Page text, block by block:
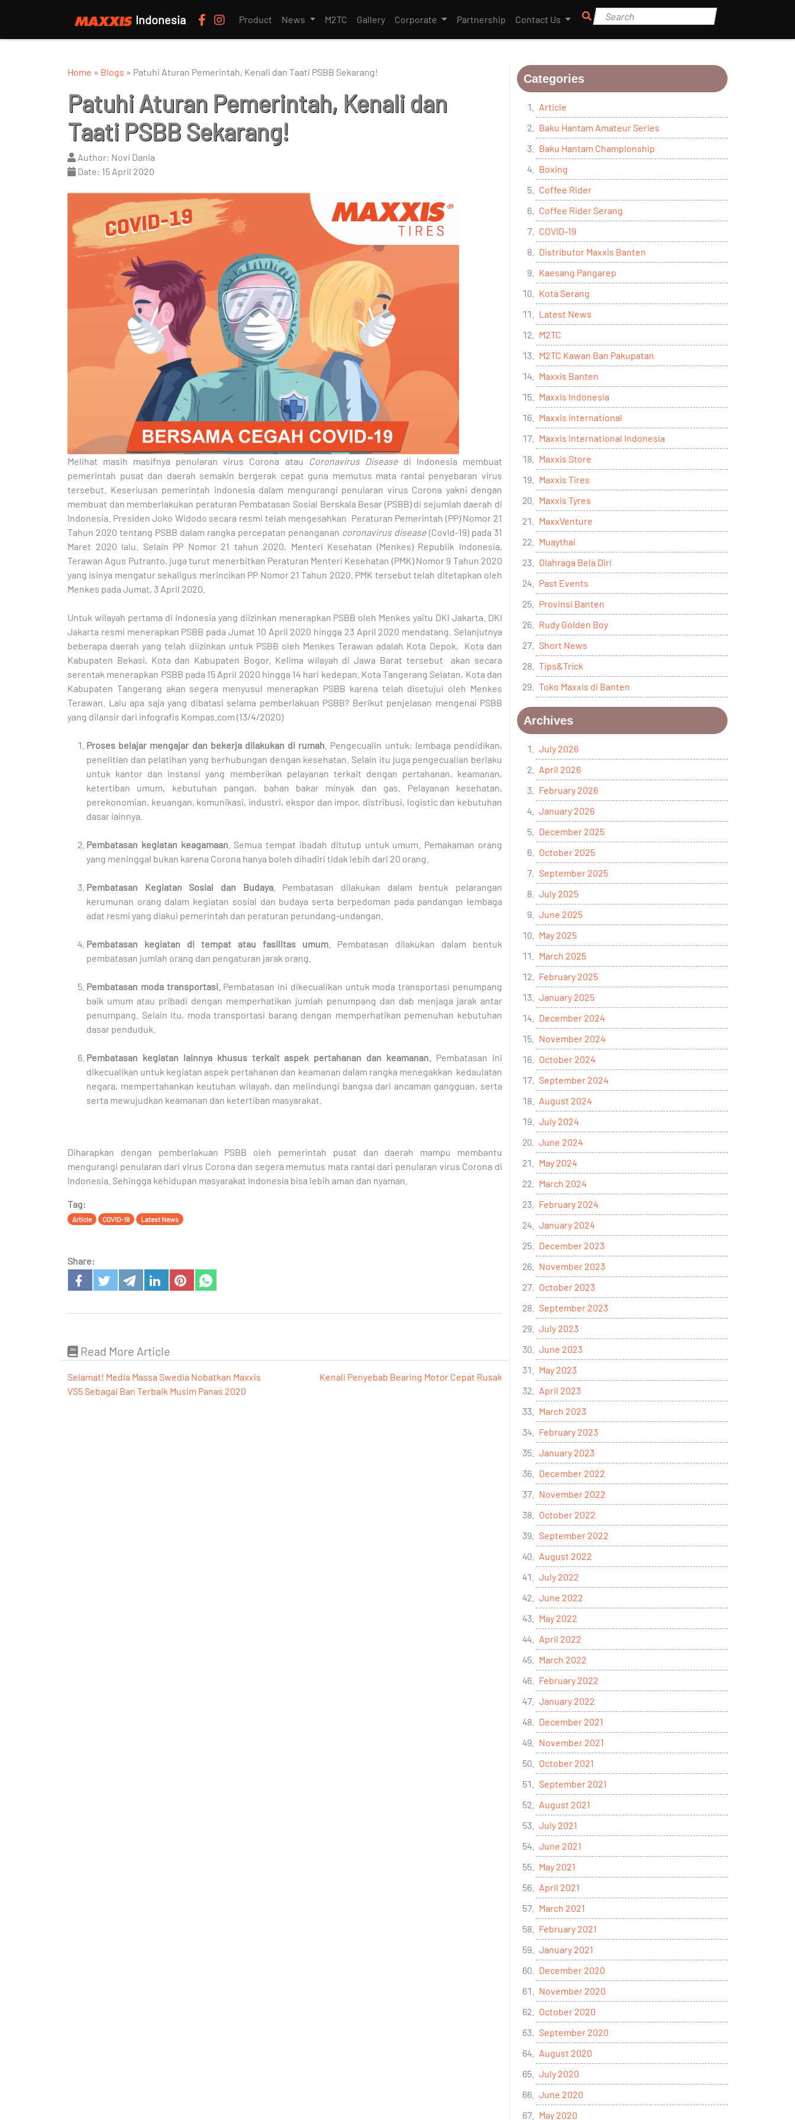
Indonesia Product News M2TC Gallery Corporate Partnership Contact Us
Home » Blogs » Patuhi Aturan Pemerintah, Kenali dan Taati PSBB Sekarang!
Patuhi Aturan Pemerintah, Kenali dan
Taati PSBB Sekarang!
Author: Novi Dania
Date: 15 April 2020
Melihat masih masifnya penularan virus Corona atau Coronavirus Diseasedi Indonesia membuat
pemerintah pusat dan daerah semakin bergerak cepat guna memutus mata rantai penyebaran virus
tersebut. Keseriusan pemerintah Indonesia dalam mengurangi penularan virus Corona yakni dengan
membuat dan memberlakukan peraturan Pembatasan Sosial Berskala Besar (PSBB) di sejumlah daerah di
Indonesia. Presiden Joko Widodo secara resmi telah mengesahkan Peraturan Pemerintah (PP) Nomor 21
Tahun 2020 tentang PSBB dalam rangka percepatan penanganan coronavirus disease (Covid-19) pada 31
Maret 2020 lalu. Selain PP Nomor 21 tahun 2020, Menteri Kesehatan (Menkes) Republik Indonesia,
Terawan Agus Putranto, juga turut menerbitkan Peraturan Menteri Kesehatan (PMK) Nomor 9 Tahun 2020
yang isinya mengatur sekaligus merincikan PP Nomor 21 Tahun 2020. PMK tersebut telah ditetapkan oleh
Menkes pada Jumat, 3 April 2020.
Untuk wilayah pertama di Indonesia yang diizinkan menerapkan PSBB oleh Menkes yaitu DKI Jakarta. DKI
Jakarta resmi menerapkan PSBB pada Jumat 10 April 2020 hingga 23 April 2020 mendatang. Selanjutnya
beberapa daerah yang telah diizinkan untuk PSBB oleh Menkes Terawan adalah Kota Depok, Kota dan
Kabupaten Bekasi, Kota dan Kabupaten Bogor. Kelima wilayah di Jawa Barat tersebut akan secara
serentak menerapkan PSBB pada 15 April 2020 hingga 14 hari kedepan. Kota Tangerang Selatan, Kota dan
Kabupaten Tangerang akan segera menyusul menerapkan PSBB karena telah disetujui oleh Menkes
Terawan. Lalu apa saja yang dibatasi selama pemberlakuan PSBB? Berikut penjelasan mengenai PSBB
yang dilansir dari infografis Kompas.com (13/4/2020)
Proses belajar mengajar dan bekerja dilakukan di rumah . Pengecualin untuk: lembaga pendidikan,
penelitian dan pelatihan yang berhubungan dengan kesehatan. Selain itu juga pengecualian berlaku
untuk kantor dan instansi yang memberikan pelayanan terkait dengan pertahanan, keamanan,
ketertiban umum, kebutuhan pangan, bahan bakar minyak dan gas. Pelayanan kesehatan,
perekonomian, keuangan, komunikasi, industri, ekspor dan impor, distribusi, logistic dan kebutuhan
dasar lainnya.
Pembatasan kegiatan keagamaan . Semua tempat ibadah ditutup untuk umum. Pemakaman orang
yang meninggal bukan karena Corona hanya boleh dihadiri tidak lebih dari 20 orang.
Pembatasan Kegiatan Sosial dan Budaya. Pembatasan dilakukan dalam bentuk pelarangan
kerumunan orang dalam kegiatan sosial dan budaya serta berpedoman pada pandangan lembaga
adat resmi yang diakui pemerintah dan peraturan perundang-undangan.
Pembatasan kegiatan di tempat atau fasilitas umum . Pembatasan dilakukan dalam bentuk
pembatasan jumlah orang dan pengaturan jarak orang.
Pembatasan moda transportasi. Pembatasan ini dikecualikan untuk moda transportasi penumpang
baik umum atau pribadi dengan memperhatikan jumlah penumpang dan dab menjaga jarak antar
penumpang. Selain itu, moda transportasi barang dengan memperhatikan pemenuhan kebutuhan
dasar penduduk.
Pembatasan kegiatan lainnya khusus terkait aspek pertahanan dan keamanan. Pembatasan ini
dikecualikan untuk kegiatan aspek pertahanan dan keamanan dalam rangka menegakkan kedaulatan
negara, mempertahankan keutuhan wilayah, dan melindungi bangsa dari ancaman gangguan, serta
serta mewujudkan keamanan dan ketertiban masyarakat.
Diharapkan dengan pemberlakuan PSBB oleh pemerintah pusat dan daerah mampu membantu
mengurangi penularan dari virus Corona dan segera memutus mata rantai dari penularan virus Corona di
Indonesia. Sehingga kehidupan masyarakat Indonesia bisa lebih aman dan nyaman.
Tag:
Article COVID-19 Latest News
Share:
Read More Article
Selamat! Media Massa Swedia Nobatkan Maxxis
VS5 Sebagai Ban Terbaik Musim Panas 2020
Kenali Penyebab Bearing Motor Cepat Rusak
Categories
Article
Baku Hantam Amateur Series
Baku Hantam Championship
Boxing
Coffee Rider
Coffee Rider Serang
COVID-19
Distributor Maxxis Banten
Kaesang Pangarep
Kota Serang
Latest News
M2TC
M2TC Kawan Ban Pakupatan
Maxxis Banten
Maxxis Indonesia
Maxxis International
Maxxis International Indonesia
Maxxis Store
Maxxis Tires
Maxxis Tyres
MaxxVenture
Muaythai
Olahraga Bela Diri
Past Events
Provinsi Banten
Rudy Golden Boy
Short News
Tips&Trick
Toko Maxxis di Banten
Archives
July 2026
April 2026
February 2026
January 2026
December 2025
October 2025
September 2025
July 2025
June 2025
May 2025
March 2025
February 2025
January 2025
December 2024
November 2024
October 2024
September 2024
August 2024
July 2024
June 2024
May 2024
March 2024
February 2024
January 2024
December 2023
November 2023
October 2023
September 2023
July 2023
June 2023
May 2023
April 2023
March 2023
February 2023
January 2023
December 2022
November 2022
October 2022
September 2022
August 2022
July 2022
June 2022
May 2022
April 2022
March 2022
February 2022
January 2022
December 2021
November 2021
October 2021
September 2021
August 2021
July 2021
June 2021
May 2021
April 2021
March 2021
February 2021
January 2021
December 2020
November 2020
October 2020
September 2020
August 2020
July 2020
June 2020
May 2020